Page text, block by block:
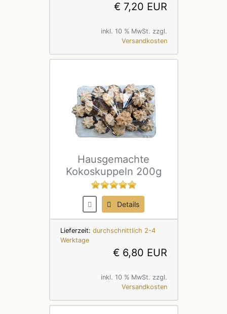
€ 7,20 EUR
inkl. 10 % MwSt. zzgl.
Versandkosten
Hausgemachte
Kokoskuppeln 200g
Details
Lieferzeit: durchschnittlich 2-4
Werktage
€ 6,80 EUR
inkl. 10 % MwSt. zzgl.
Versandkosten